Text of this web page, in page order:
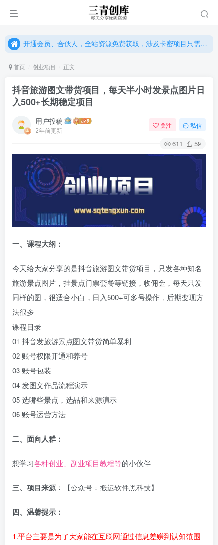
开通会员、合伙人，全站资源免费获取，涉及卡密项目只需单独购卡密（位置：网站右下悬浮按钮）
开通会员、合伙人，全站资源免费获取，涉及卡密项目只需单独购卡密（位置：网站右下悬浮按钮）
首页 创业项目 正文
抖音旅游图文带货项目，每天半小时发景点图片日
入500+长期稳定项目
用户投稿
2年前更新
关注 私信
611 59
一、 课程大纲：
今天给大家分享的是抖音旅游图文带货项目，只发各种知名
旅游景点图片，挂景点门票套餐等链接，收佣金，每天只发
同样的图，很适合小白，日入500+可多号操作，后期变现方
法很多
课程目录
01 抖音发旅游景点图文带货简单暴利
02 账号权限开通和养号
03 账号包装
04 发图文作品流程演示
05 选哪些景点，选品和来源演示
06 账号运营方法
二、面向人群：
想学习各种创业、副业项目教程等的小伙伴
三、项目来源： 【公众号：搬运软件黑科技】
四、温馨提示：
1.平台主要是为了大家能在互联网通过信息差赚到认知范围